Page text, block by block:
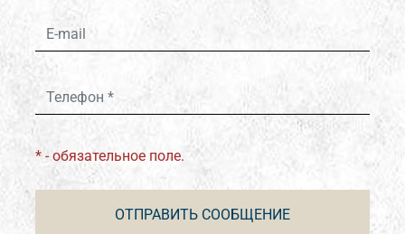
mail
Телефон
* - обязательное поле.